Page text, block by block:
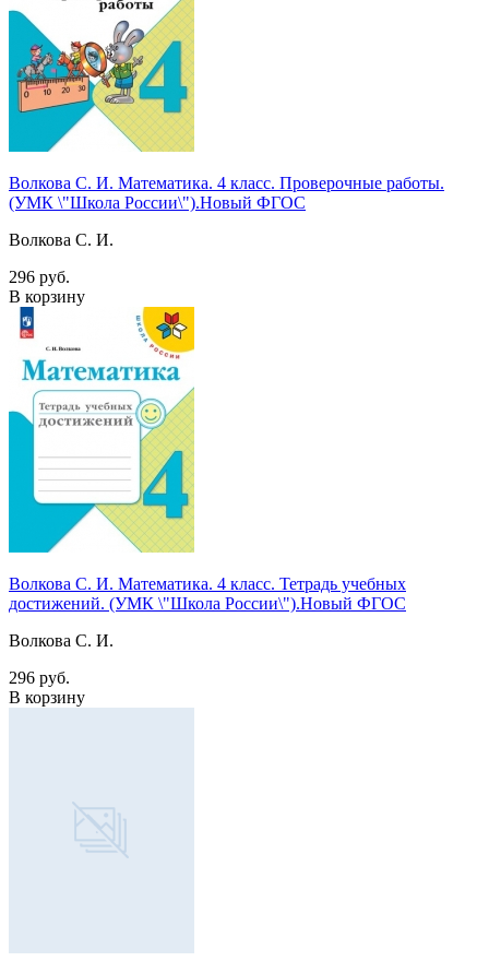
Волкова С. И. Математика. 4 класс. Проверочные работы.
(УМК \"Школа России\").Новый ФГОС
Волкова С. И.
296 руб.
В корзину
Волкова С. И. Математика. 4 класс. Тетрадь учебных
достижений. (УМК \"Школа России\").Новый ФГОС
Волкова С. И.
296 руб.
В корзину